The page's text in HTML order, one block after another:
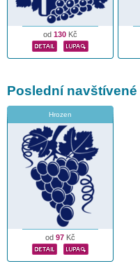
od 130 Kč
Poslední navštívené
Hrozen
od 97 Kč